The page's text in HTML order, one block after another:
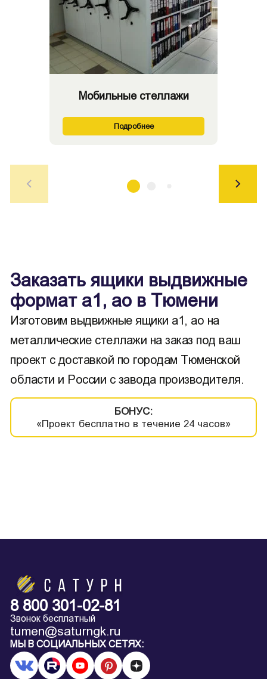
Мобильные стеллажи
Подробнее
Заказать ящики выдвижные
формат а1, ао в Тюмени
Изготовим выдвижные ящики а1, ао на
металлические стеллажи на заказ под ваш
проект с доставкой по городам Тюменской
области и России с завода производителя.
БОНУС:
«Проект бесплатно в течение 24 часов»
8 800 301-02-81
Звонок бесплатный
tumen@saturngk.ru
МЫ В СОЦИАЛЬНЫХ СЕТЯХ: